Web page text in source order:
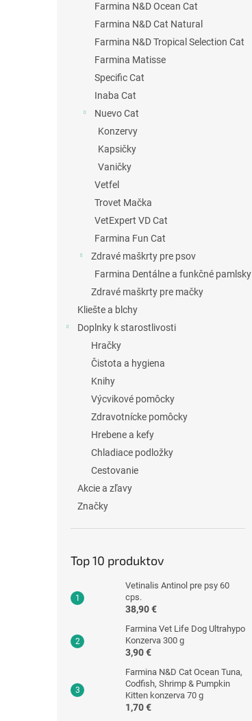
Farmina N&D Ocean Cat
Farmina N&D Cat Natural
Farmina N&D Tropical Selection Cat
Farmina Matisse
Specific Cat
Inaba Cat
Nuevo Cat
Konzervy
Kapsičky
Vaničky
Vetfel
Trovet Mačka
VetExpert VD Cat
Farmina Fun Cat
Zdravé maškrty pre psov
Farmina Dentálne a funkčné pamlsky
Zdravé maškrty pre mačky
Kliešte a blchy
Doplnky k starostlivosti
Hračky
Čistota a hygiena
Knihy
Výcvikové pomôcky
Zdravotnícke pomôcky
Hrebene a kefy
Chladiace podložky
Cestovanie
Akcie a zľavy
Značky
Top 10 produktov
Vetinalis Antinol pre psy 60
cps.
38,90 €
Farmina Vet Life Dog Ultrahypo
Konzerva 300 g
3,90 €
Farmina N&D Cat Ocean Tuna,
Codfish, Shrimp & Pumpkin
Kitten konzerva 70 g
1,70 €